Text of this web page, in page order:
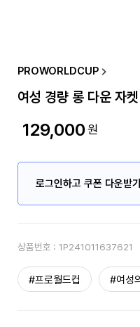
PROWORLDCUP
여성 경량 롱 다운
129,000원
로그인하고 쿠폰 다운받기
상품번호 : 1P241011637621
#프로월드컵 #여성